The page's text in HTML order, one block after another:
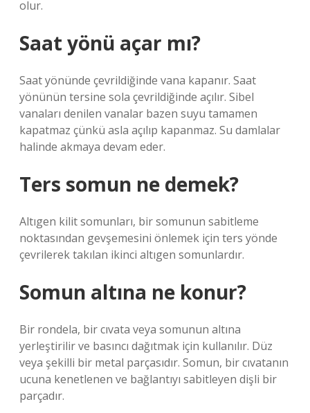
olur.
Saat yönü açar mı?
Saat yönünde çevrildiğinde vana kapanır. Saat
yönünün tersine sola çevrildiğinde açılır. Sibel
vanaları denilen vanalar bazen suyu tamamen
kapatmaz çünkü asla açılıp kapanmaz. Su damlalar
halinde akmaya devam eder.
Ters somun ne demek?
Altıgen kilit somunları, bir somunun sabitleme
noktasından gevşemesini önlemek için ters yönde
çevrilerek takılan ikinci altıgen somunlardır.
Somun altına ne konur?
Bir rondela, bir cıvata veya somunun altına
yerleştirilir ve basıncı dağıtmak için kullanılır. Düz
veya şekilli bir metal parçasıdır. Somun, bir cıvatanın
ucuna kenetlenen ve bağlantıyı sabitleyen dişli bir
parçadır.